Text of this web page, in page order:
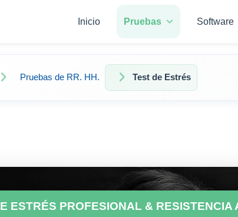
Inicio Pruebas Software
Pruebas de RR. HH. Test de Estrés
ESTRÉS PROFESIONAL & RESISTENCIA